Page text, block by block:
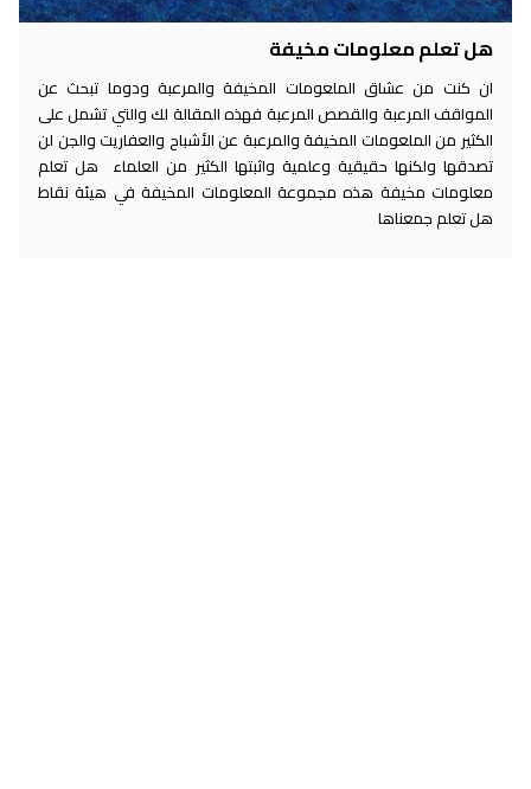
هل تعلم معلومات مخيفة
ان كنت من عشاق الملعومات المخيفة والمرعبة ودوما تبحث عن
المواقف المرعبة والقصص المرعبة فهذه المقالة لك والتي تشمل على
الكثير من الملعومات المخيفة والمرعبة عن الأشباح والعفاريت والجن لن
تصدقها ولكنها حقيقية وعلمية واثبتها الكثير من العلماء هل تعلم
معلومات مخيفة هذه مجموعة المعلومات المخيفة في هيئة نقاط
هل تعلم جمعناها